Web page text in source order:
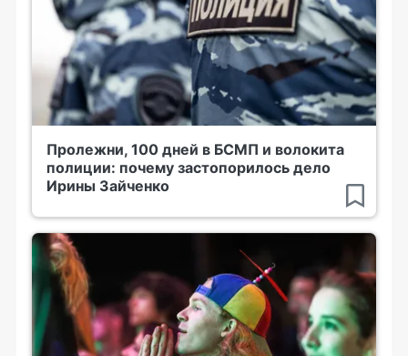
Пролежни, 100 дней в БСМП и волокита
полиции: почему застопорилось дело
Ирины Зайченко